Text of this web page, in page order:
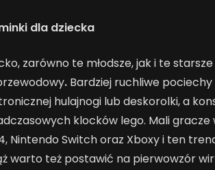
dla dziecka
zarówno te młodsze, jak i te
. Bardziej ruchliwe
hulajnogi lub deskorolki, a
klocków lego. Mali
Nintendo Switch oraz Xboxy i ten
warto też postawić na pierwowzór